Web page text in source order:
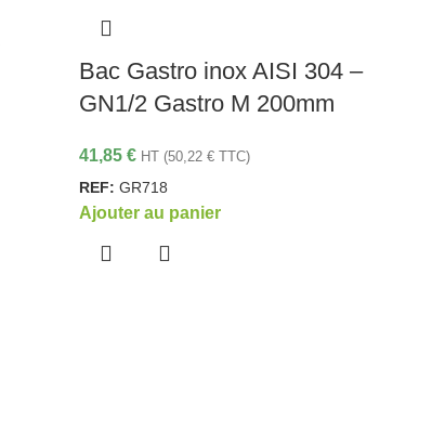
Bac Gastro inox AISI 304 –
GN1/2 Gastro M 200mm
41,85 € HT (50,22 € TTC)
REF: GR718
Ajouter au panier